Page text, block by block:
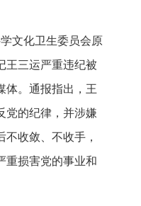
文化卫生委员会原
王三运严重违纪被
体。通报指出，王
党的纪律，并涉嫌
收敛、不收手，
重损害党的事业和